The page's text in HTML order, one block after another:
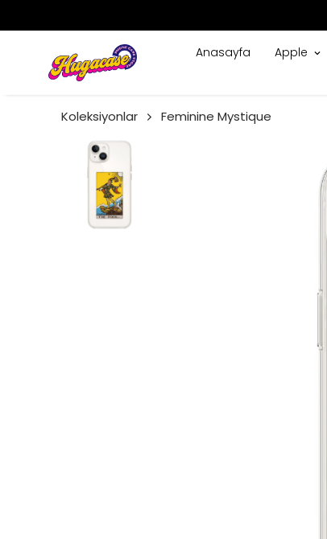
Anasayfa Apple
Koleksiyonlar Feminine Mystique